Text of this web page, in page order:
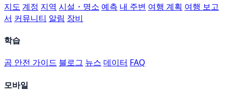
지도 계정 지역 시설・명소 예측 내 주변 여행 계획 여행 보고
서 커뮤니티 알림 장비
학습
곰 안전 가이드 블로그 뉴스 데이터 FAQ
모바일